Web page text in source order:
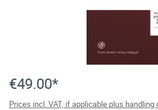
€49.00*
Prices incl. VAT, if applicable plus handling